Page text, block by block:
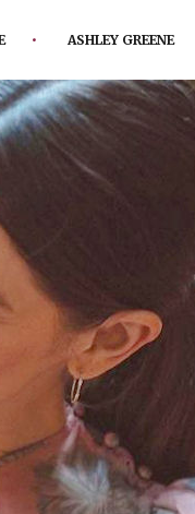
ASHLEY GREENE